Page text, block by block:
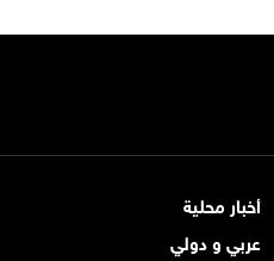
أخبار محلية
عربي و دولي